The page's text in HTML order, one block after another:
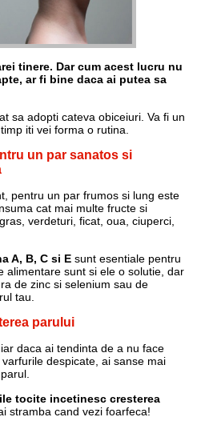
tinere. Dar cum acest lucru nu
ar fi bine daca ai putea sa
sa adopti cateva obiceiuri. Va fi un
iti vei forma o rutina.
un par sanatos si
pentru un par frumos si lung este
cat mai multe fructe si
verdeturi, ficat, oua, ciuperci,
A, B, C si E sunt esentiale pentru
alimentare sunt si ele o solutie, dar
de zinc si selenium sau de
tau.
parului
daca ai tendinta de a nu face
despicate, ai sanse mai
tocite incetinesc cresterea
stramba cand vezi foarfeca!